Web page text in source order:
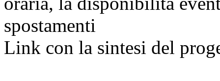
spostamenti
Link con la sintesi del